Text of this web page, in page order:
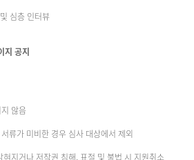
심층 인터뷰
지 공지
않음
류가 미비한 경우 심사 대상에서 제외
지거나 저작권 침해, 표절 및 불법 시 지원취소